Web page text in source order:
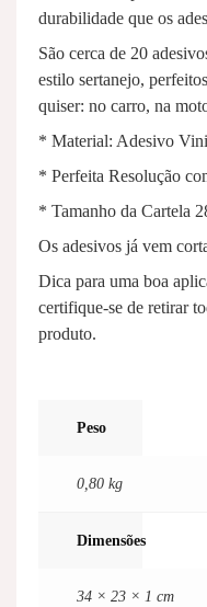
durabilidade que os
São cerca de 20
estilo sertanejo,
quiser: no carro, na
* Material: Adesivo
* Perfeita Resolução
* Tamanho da Cartela
Os adesivos já vem
Dica para uma boa
certifique-se de retirar
produto.
Peso
0,80 kg
Dimensões
34 × 23 × 1 cm